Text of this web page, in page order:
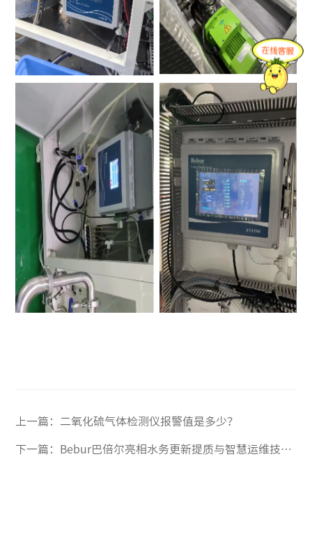
上一篇： 二氧化硫气体检测仪报警值是多少？
下一篇： Bebur巴倍尔亮相水务更新提质与智慧运维技术交流会